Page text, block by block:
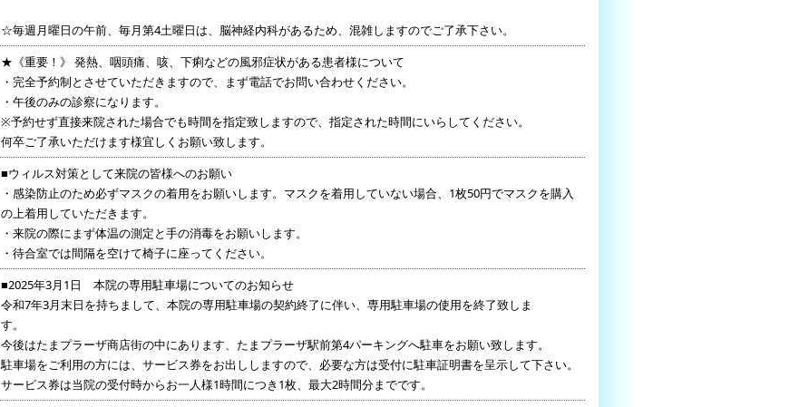
☆毎週月曜日の午前、毎月第4土曜日は、脳神経内科があるため、混雑しますのでご了承下さい。
★《重要！》 発熱、咽頭痛、咳、下痢などの風邪症状がある患者様について
・完全予約制とさせていただきますので、まず電話でお問い合わせください。
・午後のみの診察になります。
※予約せず直接来院された場合でも時間を指定致しますので、指定された時間にいらしてください。
何卒ご了承いただけます様宜しくお願い致します。
■ウィルス対策として来院の皆様へのお願い
・感染防止のため必ずマスクの着用をお願いします。マスクを着用していない場合、1枚50円でマスクを購入
の上着用していただきます。
・来院の際にまず体温の測定と手の消毒をお願いします。
・待合室では間隔を空けて椅子に座ってください。
■2025年3月1日 本院の専用駐車場についてのお知らせ
令和7年3月末日を持ちまして、本院の専用駐車場の契約終了に伴い、専用駐車場の使用を終了致しま
す。
今後はたまプラーザ商店街の中にあります、たまプラーザ駅前第4パーキングへ駐車をお願い致します。
駐車場をご利用の方には、サービス券をお出ししますので、必要な方は受付に駐車証明書を呈示して下さい。
サービス券は当院の受付時からお一人様1時間につき1枚、最大2時間分までです。